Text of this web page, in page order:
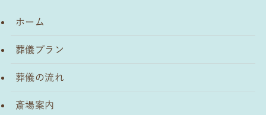
ホーム
葬儀プラン
葬儀の流れ
斎場案内